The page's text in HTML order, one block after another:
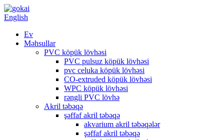
English
Ev
Məhsullar
PVC köpük lövhəsi
PVC pulsuz köpük lövhəsi
pvc celuka köpük lövhəsi
CO-extruded köpük lövhəsi
WPC köpük lövhəsi
rəngli PVC lövhə
Akril təbəqə
şəffaf akril təbəqə
akvarium akril təbəqələr
şəffaf akril təbəqə